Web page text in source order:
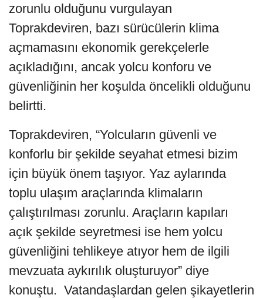
zorunlu olduğunu vurgulayan
Toprakdeviren, bazı sürücülerin klima
açmamasını ekonomik gerekçelerle
açıkladığını, ancak yolcu konforu ve
güvenliğinin her koşulda öncelikli olduğunu
belirtti.
Toprakdeviren, “Yolcuların güvenli ve
konforlu bir şekilde seyahat etmesi bizim
için büyük önem taşıyor. Yaz aylarında
toplu ulaşım araçlarında klimaların
çalıştırılması zorunlu. Araçların kapıları
açık şekilde seyretmesi ise hem yolcu
güvenliğini tehlikeye atıyor hem de ilgili
mevzuata aykırılık oluşturuyor” diye
konuştu. Vatandaşlardan gelen şikayetlerin